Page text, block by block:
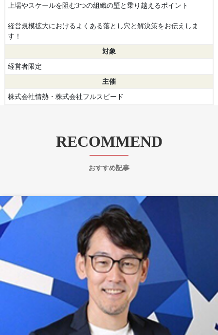
上場やスケールを阻む3つの組織の壁と乗り越えるポイント
経営規模拡大におけるよくある落とし穴と解決策をお伝えしま
す！
対象
経営者限定
主催
株式会社情熱・株式会社フルスピード
RECOMMEND
おすすめ記事